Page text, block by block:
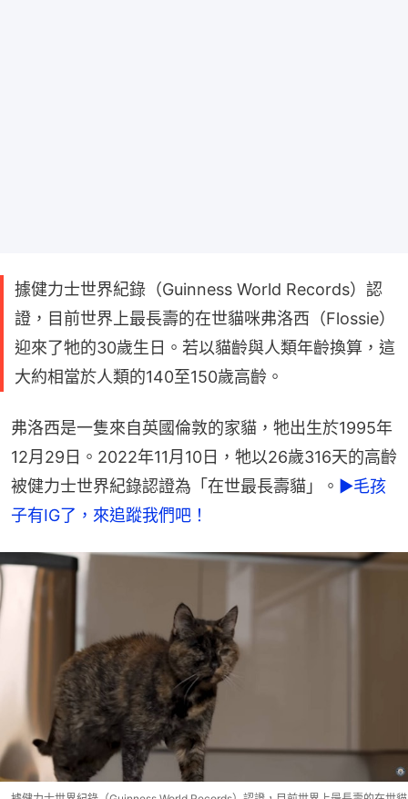
據健力士世界紀錄（Guinness World Records）認
證，目前世界上最長壽的在世貓咪弗洛西（Flossie）
迎來了牠的30歲生日。若以貓齡與人類年齡換算，這
大約相當於人類的140至150歲高齡。
弗洛西是一隻來自英國倫敦的家貓，牠出生於1995年
12月29日。2022年11月10日，牠以26歲316天的高齡
被健力士世界紀錄認證為「在世最長壽貓」。 ►毛孩
子有IG了，來追蹤我們吧！